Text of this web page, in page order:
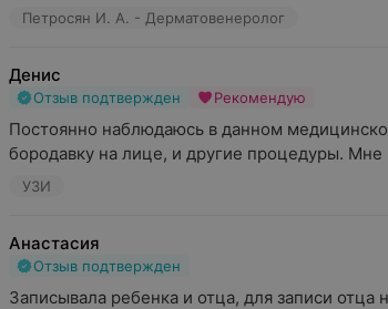
Петросян И. А. - Дерматовенеролог
Денис
Отзыв подтвержден Рекомендую
Постоянно наблюдаюсь в данном
бородавку на лице, и другие процедуры. Мне
УЗИ
Анастасия
Отзыв подтвержден
Записывала ребенка и отца, для записи отца